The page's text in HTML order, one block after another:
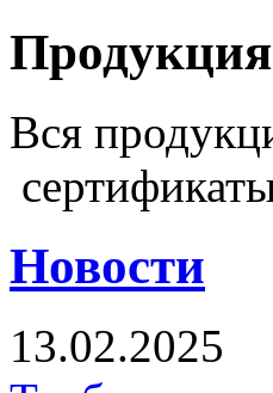
Вся
Новости
13.02.2025